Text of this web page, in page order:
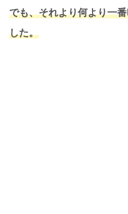
でも、それより何より一
した。